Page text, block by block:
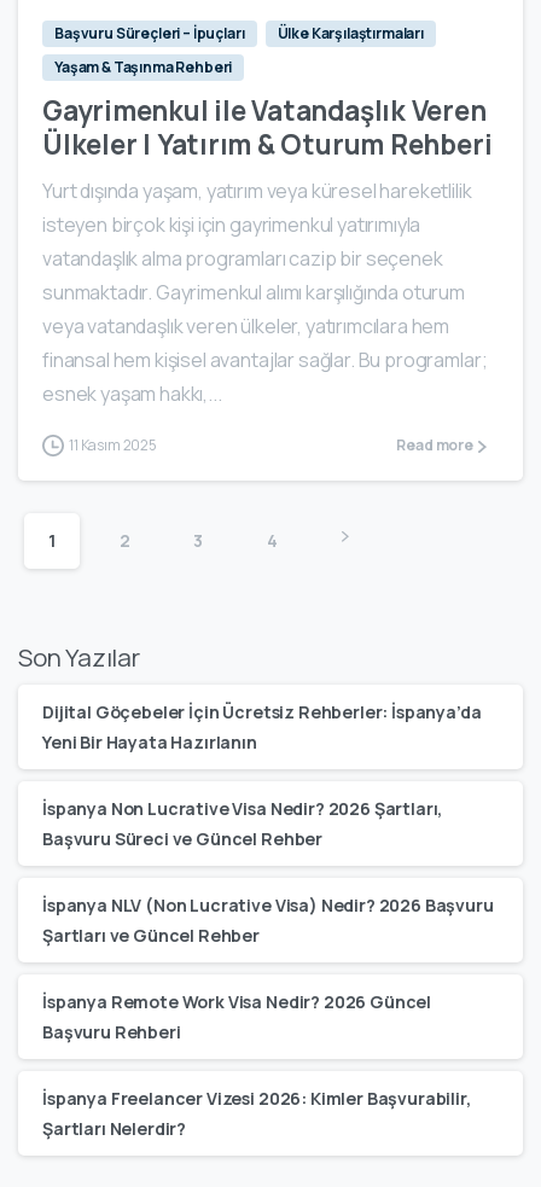
Başvuru Süreçleri – İpuçları
Ülke Karşılaştırmaları
Yaşam & Taşınma Rehberi
Gayrimenkul ile Vatandaşlık Veren
Ülkeler | Yatırım & Oturum Rehberi
Yurt dışında yaşam, yatırım veya küresel hareketlilik
isteyen birçok kişi için gayrimenkul yatırımıyla
vatandaşlık alma programları cazip bir seçenek
sunmaktadır. Gayrimenkul alımı karşılığında oturum
veya vatandaşlık veren ülkeler, yatırımcılara hem
finansal hem kişisel avantajlar sağlar. Bu programlar;
esnek yaşam hakkı,...
11 Kasım 2025 Read more
1 2 3 4
Son Yazılar
Dijital Göçebeler İçin Ücretsiz Rehberler: İspanya’da
Yeni Bir Hayata Hazırlanın
İspanya Non Lucrative Visa Nedir? 2026 Şartları,
Başvuru Süreci ve Güncel Rehber
İspanya NLV (Non Lucrative Visa) Nedir? 2026 Başvuru
Şartları ve Güncel Rehber
İspanya Remote Work Visa Nedir? 2026 Güncel
Başvuru Rehberi
İspanya Freelancer Vizesi 2026: Kimler Başvurabilir,
Şartları Nelerdir?